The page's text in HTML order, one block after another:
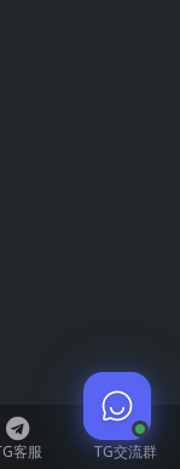
客服 TG交流群